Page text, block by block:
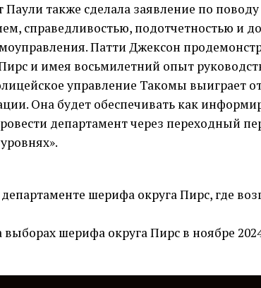
также сделала заявление по
справедливостью, подотчетностью и
Патти Джексон
и имея восьмилетний опыт
управление Такомы выиграет
Она будет обеспечивать как
департамент через переходный
шерифа округа Пирс, где
шерифа округа Пирс в ноябре